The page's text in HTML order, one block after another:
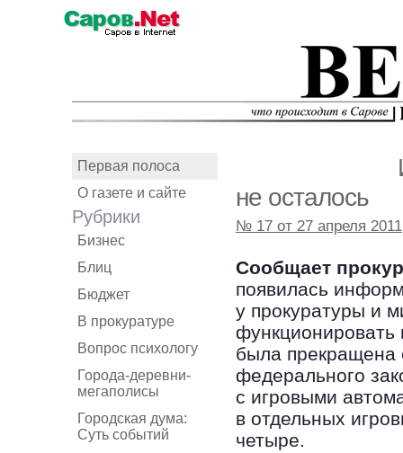
Первая полоса
О газете и сайте
Рубрики
Бизнес
Блиц
Бюджет
В прокуратуре
Вопрос психологу
Города-деревни-
мегаполисы
Городская дума:
Суть событий
не осталось
№ 17 от 27 апреля 2011
Cообщает
появилась
у прокуратуры и
функционировать
была прекращена
федерального
с игровыми
в отдельных
четыре.